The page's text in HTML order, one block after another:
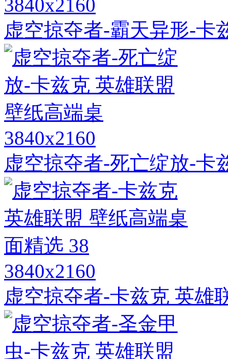
3840x2160
虚空掠夺者-霸天异形-卡
3840x2160
虚空掠夺者-死亡绽放-卡
3840x2160
虚空掠夺者-卡兹克 英雄